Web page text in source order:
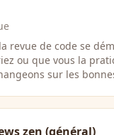
revue de code se
ou que vous la
sur les
zen (général)